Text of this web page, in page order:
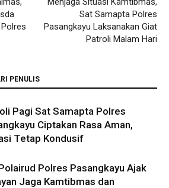
Sat Samapta Polres
Pasangkayu Laksanakan Giat
Patroli Malam Hari
PENULIS
Pagi Sat Samapta Polres
Ciptakan Rasa Aman,
Tetap Kondusif
Polres Pasangkayu Ajak
Jaga Kamtibmas dan